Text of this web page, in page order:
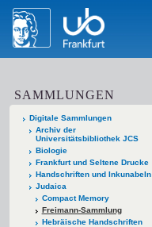
SAMMLUNGEN
Digitale Sammlungen
Archiv der
Universitätsbibliothek JCS
Biologie
Frankfurt und Seltene Drucke
Handschriften und Inkunabeln
Judaica
Compact Memory
Freimann-Sammlung
Hebräische Handschriften